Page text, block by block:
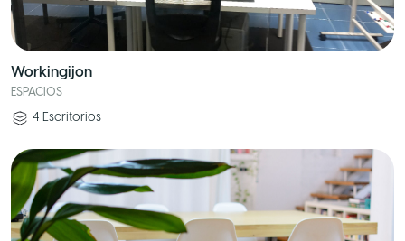
Workingijon
ESPACIOS
4 Escritorios